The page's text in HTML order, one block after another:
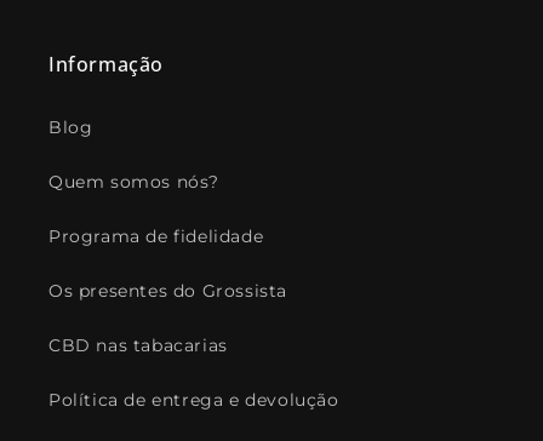
Informação
Blog
Quem somos nós?
Programa de fidelidade
Os presentes do Grossista
CBD nas tabacarias
Política de entrega e devolução